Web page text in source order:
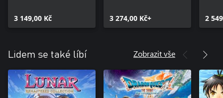
3 149,00 Kč 3 274,00 Kč+ 2
Lidem se také líbí Zobrazit vše